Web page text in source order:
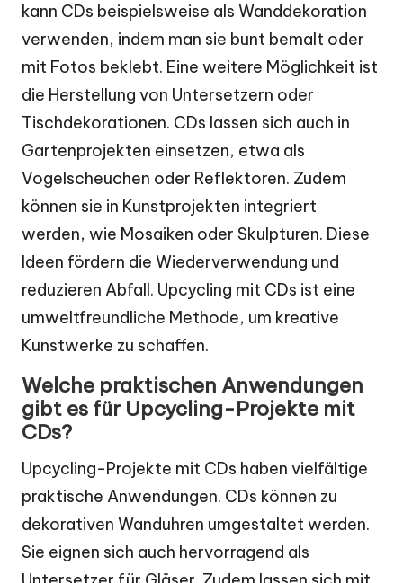
kann CDs beispielsweise als Wanddekoration
verwenden, indem man sie bunt bemalt oder
mit Fotos beklebt. Eine weitere Möglichkeit ist
die Herstellung von Untersetzern oder
Tischdekorationen. CDs lassen sich auch in
Gartenprojekten einsetzen, etwa als
Vogelscheuchen oder Reflektoren. Zudem
können sie in Kunstprojekten integriert
werden, wie Mosaiken oder Skulpturen. Diese
Ideen fördern die Wiederverwendung und
reduzieren Abfall. Upcycling mit CDs ist eine
umweltfreundliche Methode, um kreative
Kunstwerke zu schaffen.
Welche praktischen Anwendungen
gibt es für Upcycling-Projekte mit
CDs?
Upcycling-Projekte mit CDs haben vielfältige
praktische Anwendungen. CDs können zu
dekorativen Wanduhren umgestaltet werden.
Sie eignen sich auch hervorragend als